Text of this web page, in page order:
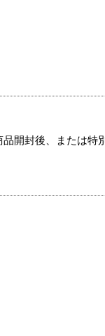
開封後、または特